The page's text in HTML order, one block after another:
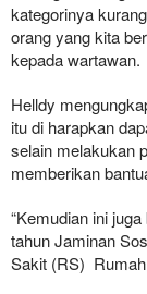
kategorinya
orang yang kita
kepada wartawan.
Helldy
itu di harapkan
selain melakukan
memberikan
“Kemudian ini
tahun Jaminan
Sakit (RS) Rumah